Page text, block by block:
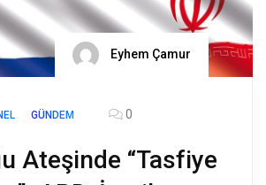
Eyhem Çamur
GÜNDEM 0
Ateşinde “Tasfiye